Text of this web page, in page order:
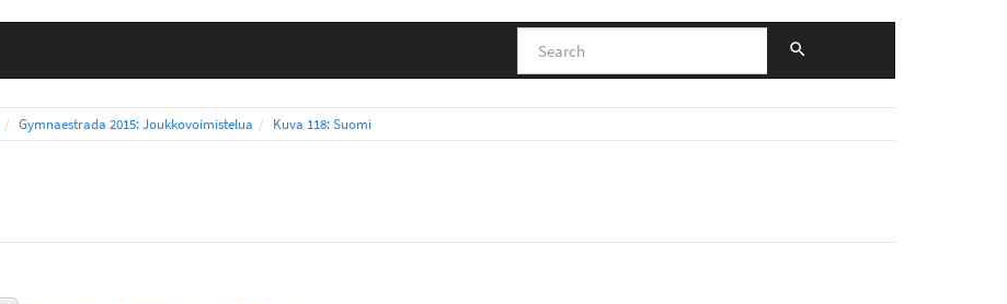
Gymnaestrada 2015: Joukkovoimistelua Kuva 118: Suomi